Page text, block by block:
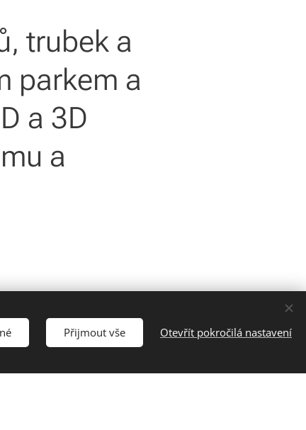
trubek a
parkem a
a 3D
a
Přijmout vše Otevřít pokročilá nastavení